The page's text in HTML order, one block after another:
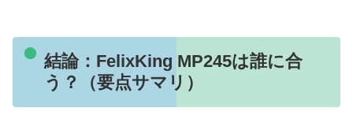
結論：FelixKing MP245は誰に合
う？（要点サマリ）